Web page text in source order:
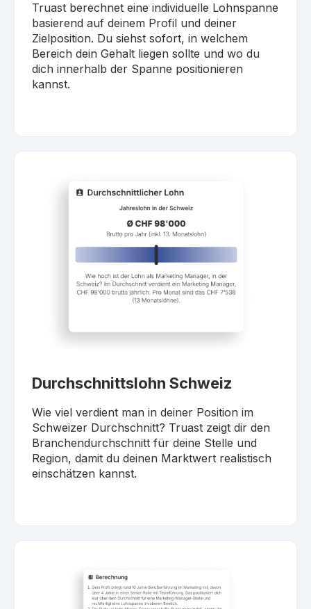
Truast berechnet eine individuelle Lohnspanne
basierend auf deinem Profil und deiner
Zielposition. Du siehst sofort, in welchem
Bereich dein Gehalt liegen sollte und wo du
dich innerhalb der Spanne positionieren
kannst.
Durchschnittslohn Schweiz
Wie viel verdient man in deiner Position im
Schweizer Durchschnitt? Truast zeigt dir den
Branchendurchschnitt für deine Stelle und
Region, damit du deinen Marktwert realistisch
einschätzen kannst.